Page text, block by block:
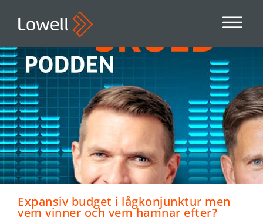
Expansiv budget i lågkonjunktur men
vem vinner och vem hamnar efter?